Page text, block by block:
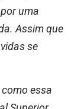
uma
Assim que
se
essa